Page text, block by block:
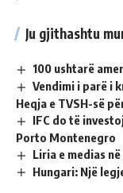
Ju gjithashtu
100 ushtarë
Vendimi i parë i
Heqja e TVSH-së
IFC do të
Porto Montenegro
Liria e medias
Hungari: Një